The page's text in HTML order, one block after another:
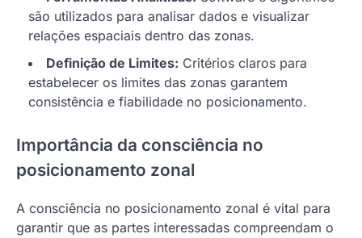
são utilizados para analisar dados e visualizar
relações espaciais dentro das zonas.
Definição de Limites: Critérios claros para
estabelecer os limites das zonas garantem
consistência e fiabilidade no posicionamento.
Importância da consciência no
posicionamento zonal
A consciência no posicionamento zonal é vital para
garantir que as partes interessadas compreendam o